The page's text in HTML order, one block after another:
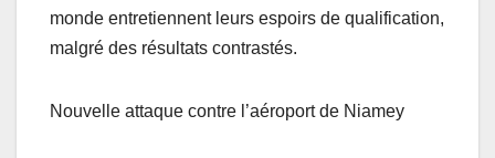
monde entretiennent leurs espoirs de qualification,
malgré des résultats contrastés.
Nouvelle attaque contre l’aéroport de Niamey